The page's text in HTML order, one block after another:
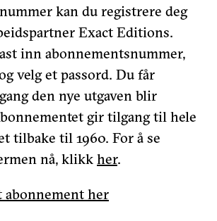
kan du registrere deg
Exact Editions.
inn abonnementsnummer,
velg et passord. Du får
den nye utgaven blir
gir tilgang til hele
tilbake til 1960. For å se
nå, klikk her.
her